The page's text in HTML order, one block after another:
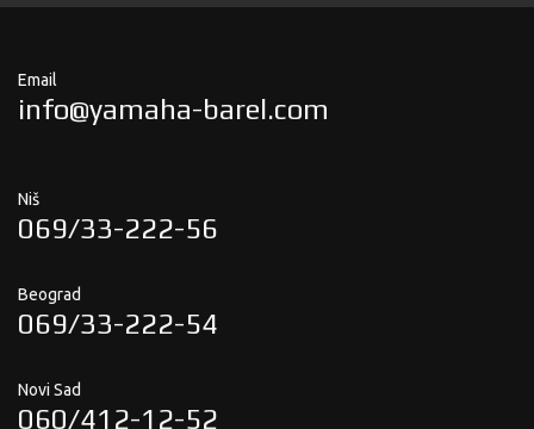
Email
info@yamaha-barel.com
Niš
069/33-222-56
Beograd
069/33-222-54
Novi Sad
060/412-12-52